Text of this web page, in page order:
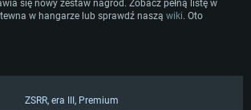
się nowy zestaw nagród. Zobacz pełną listę w
w hangarze lub sprawdź naszą wiki. Oto
ZSRR, era III, Premium